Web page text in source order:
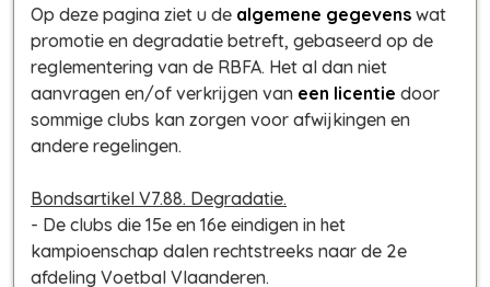
Op deze pagina ziet u de algemene gegevens wat
promotie en degradatie betreft, gebaseerd op de
reglementering van de RBFA. Het al dan niet
aanvragen en/of verkrijgen van een licentie door
sommige clubs kan zorgen voor afwijkingen en
andere regelingen.
Bondsartikel V7.88. Degradatie.
- De clubs die 15e en 16e eindigen in het
kampioenschap dalen rechtstreeks naar de 2e
afdeling Voetbal Vlaanderen.